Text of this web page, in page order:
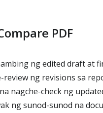
PDF
ng edited draft at
ng revisions sa
nagche-check ng
ng sunod-sunod na